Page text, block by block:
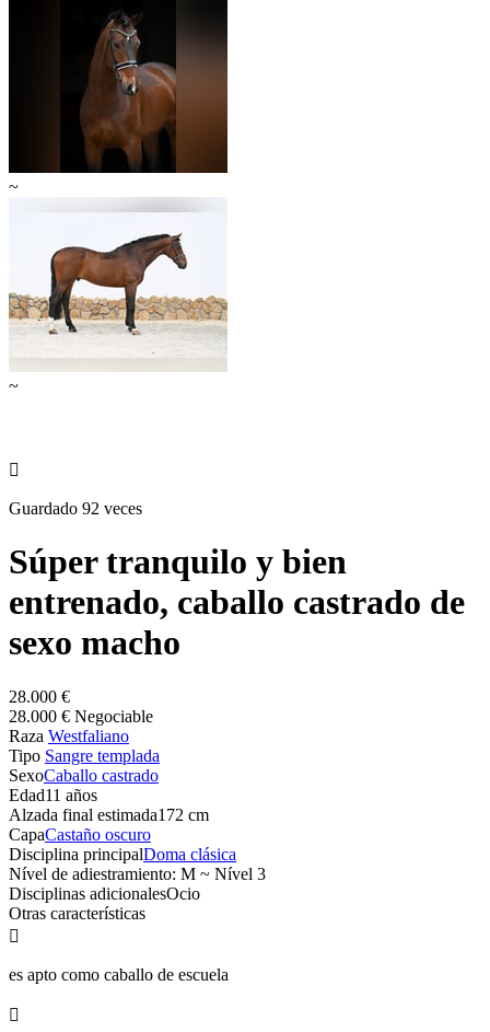
~
~

Guardado 92 veces
Súper tranquilo y bien
entrenado, caballo castrado de
sexo macho
28.000 €
28.000 € Negociable
Raza Westfaliano
Tipo Sangre templada
SexoCaballo castrado
Edad11 años
Alzada final estimada172 cm
CapaCastaño oscuro
Disciplina principalDoma clásica
Nível de adiestramiento: M ~ Nível 3
Disciplinas adicionalesOcio
Otras características

es apto como caballo de escuela
